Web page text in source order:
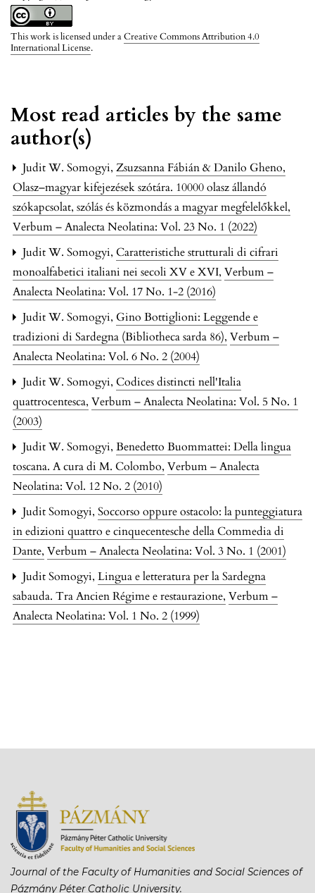
This work is licensed under aCreative Commons Attribution 4.0
International License.
Most read articles by the same
author(s)
Judit W. Somogyi, Zsuzsanna Fábián & Danilo Gheno,
Olasz–magyar kifejezések szótára. 10000 olasz állandó
szókapcsolat, szólás és közmondás a magyar megfelelőkkel,
Verbum – Analecta Neolatina: Vol. 23 No. 1 (2022)
Judit W. Somogyi, Caratteristiche strutturali di cifrari
monoalfabetici italiani nei secoli XV e XVI, Verbum –
Analecta Neolatina: Vol. 17 No. 1-2 (2016)
Judit W. Somogyi, Gino Bottiglioni: Leggende e
tradizioni di Sardegna (Bibliotheca sarda 86), Verbum –
Analecta Neolatina: Vol. 6 No. 2 (2004)
Judit W. Somogyi, Codices distincti nell'Italia
quattrocentesca, Verbum – Analecta Neolatina: Vol. 5 No. 1
(2003)
Judit W. Somogyi, Benedetto Buommattei: Della lingua
toscana. A cura di M. Colombo, Verbum – Analecta
Neolatina: Vol. 12 No. 2 (2010)
Judit Somogyi, Soccorso oppure ostacolo: la punteggiatura
in edizioni quattro e cinquecentesche della Commedia di
Dante, Verbum – Analecta Neolatina: Vol. 3 No. 1 (2001)
Judit Somogyi, Lingua e letteratura per la Sardegna
sabauda. Tra Ancien Régime e restaurazione, Verbum –
Analecta Neolatina: Vol. 1 No. 2 (1999)
Journal of the Faculty of Humanities and Social Sciences of
Pázmány Péter Catholic University.